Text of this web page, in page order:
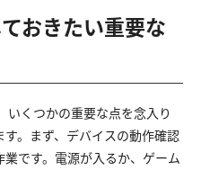
おきたい重要な
くつかの重要な点を念入り
。まず、デバイスの動作確認
です。電源が入るか、ゲーム